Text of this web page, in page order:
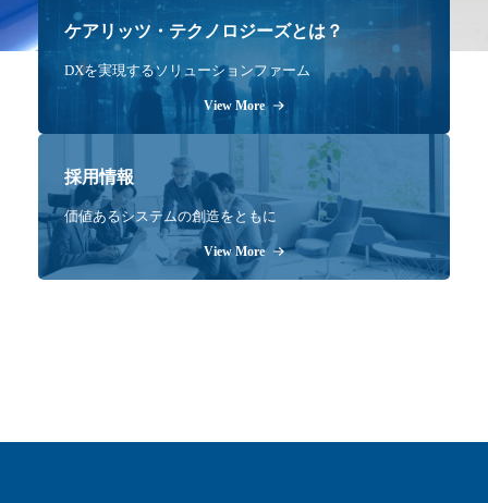
ケアリッツ・テクノロジーズとは？
DXを実現するソリューションファーム
View More
採用情報
価値あるシステムの創造をともに
View More